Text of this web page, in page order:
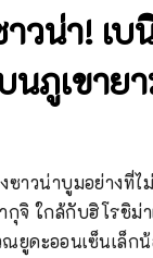
วน่า! เ
ภูเขาย
วน่าบูมอย่างที่ไ
กุจิ ใกล้กับฮิโรชิ
ณยูดะออนเซ็นเล็